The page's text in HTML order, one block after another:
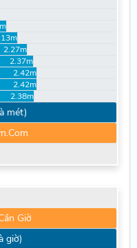
2.27m
2.37m
2.42m
2.42m
2.38m
mét)
Giờ
giờ)